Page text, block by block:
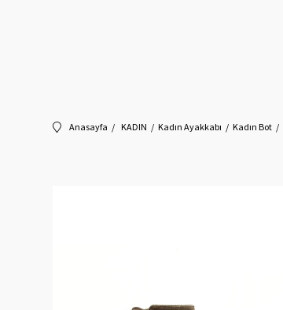
Anasayfa KADIN Kadın Ayakkabı Kadın Bot